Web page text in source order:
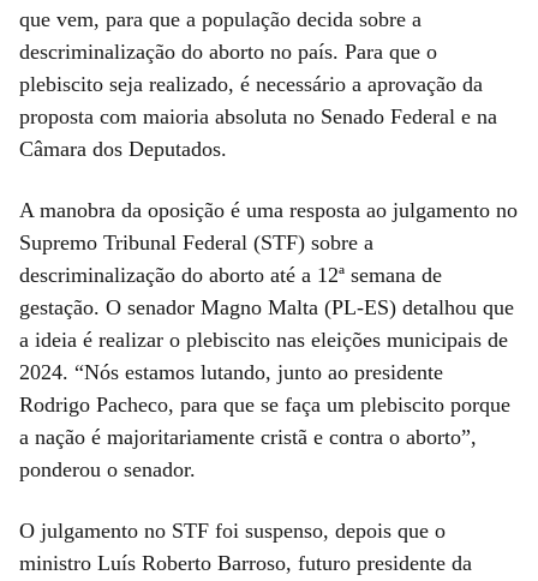
que vem, para que a população decida sobre a
descriminalização do aborto no país. Para que o
plebiscito seja realizado, é necessário a aprovação da
proposta com maioria absoluta no Senado Federal e na
Câmara dos Deputados.
A manobra da oposição é uma resposta ao julgamento no
Supremo Tribunal Federal (STF) sobre a
descriminalização do aborto até a 12ª semana de
gestação. O senador Magno Malta (PL-ES) detalhou que
a ideia é realizar o plebiscito nas eleições municipais de
2024. “Nós estamos lutando, junto ao presidente
Rodrigo Pacheco, para que se faça um plebiscito porque
a nação é majoritariamente cristã e contra o aborto”,
ponderou o senador.
O julgamento no STF foi suspenso, depois que o
ministro Luís Roberto Barroso, futuro presidente da